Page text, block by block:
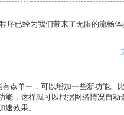
序已经为我们带来了无限的流畅
点单一，可以增加一些新功能。
能，这样就可以根据网络情况自动
速效果。